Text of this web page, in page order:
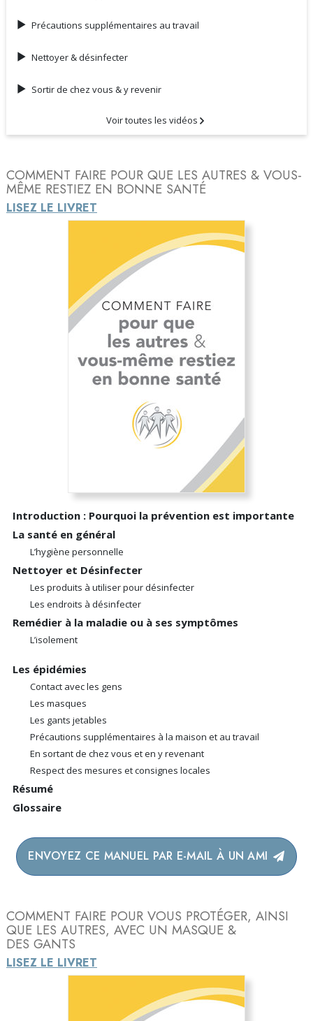
Précautions supplémentaires au travail
Nettoyer & désinfecter
Sortir de chez vous & y revenir
Voir toutes les vidéos
COMMENT FAIRE POUR QUE LES AUTRES & VOUS-
MÊME RESTIEZ EN BONNE SANTÉ
LISEZ LE LIVRET
Introduction : Pourquoi la prévention est importante
La santé en général
L’hygiène personnelle
Nettoyer et Désinfecter
Les produits à utiliser pour désinfecter
Les endroits à désinfecter
Remédier à la maladie ou à ses symptômes
L’isolement
Les épidémies
Contact avec les gens
Les masques
Les gants jetables
Précautions supplémentaires à la maison et au travail
En sortant de chez vous et en y revenant
Respect des mesures et consignes locales
Résumé
Glossaire
ENVOYEZ CE MANUEL PAR E-MAIL À UN AMI
COMMENT FAIRE POUR VOUS PROTÉGER, AINSI
QUE LES AUTRES, AVEC UN MASQUE &
DES GANTS
LISEZ LE LIVRET